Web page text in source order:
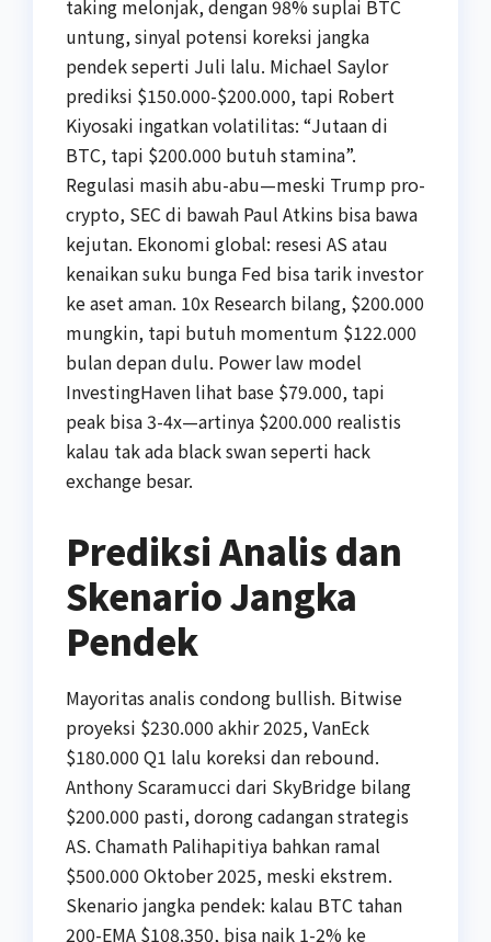
taking melonjak, dengan 98% suplai BTC
untung, sinyal potensi koreksi jangka
pendek seperti Juli lalu. Michael Saylor
prediksi $150.000-$200.000, tapi Robert
Kiyosaki ingatkan volatilitas: “Jutaan di
BTC, tapi $200.000 butuh stamina”.
Regulasi masih abu-abu—meski Trump pro-
crypto, SEC di bawah Paul Atkins bisa bawa
kejutan. Ekonomi global: resesi AS atau
kenaikan suku bunga Fed bisa tarik investor
ke aset aman. 10x Research bilang, $200.000
mungkin, tapi butuh momentum $122.000
bulan depan dulu. Power law model
InvestingHaven lihat base $79.000, tapi
peak bisa 3-4x—artinya $200.000 realistis
kalau tak ada black swan seperti hack
exchange besar.
Prediksi Analis dan
Skenario Jangka
Pendek
Mayoritas analis condong bullish. Bitwise
proyeksi $230.000 akhir 2025, VanEck
$180.000 Q1 lalu koreksi dan rebound.
Anthony Scaramucci dari SkyBridge bilang
$200.000 pasti, dorong cadangan strategis
AS. Chamath Palihapitiya bahkan ramal
$500.000 Oktober 2025, meski ekstrem.
Skenario jangka pendek: kalau BTC tahan
200-EMA $108.350, bisa naik 1-2% ke